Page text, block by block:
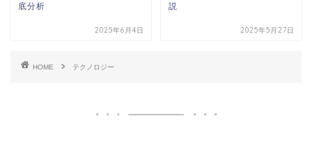
底分析
2025年6月4日
説
2025年5月27日
HOME テクノロジー